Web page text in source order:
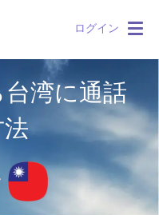
ログイン
湾に通話